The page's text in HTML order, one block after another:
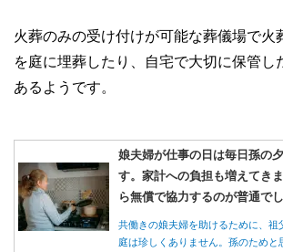
火葬のみの受け付けが可能な葬儀場で火
を庭に埋葬したり、自宅で大切に保管し
あるようです。
娘夫婦が仕事の日は毎日孫の
す。家計への負担も増えてき
ら無償で協力するのが普通で
共働きの娘夫婦を助けるために、祖
庭は珍しくありません。孫のためと